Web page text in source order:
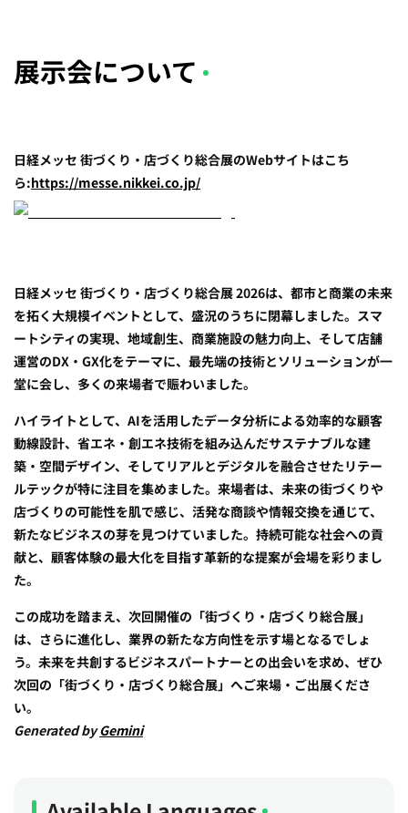
展示会について
日経メッセ 街づくり・店づくり総合展のWebサイトはこち
ら:https://messe.nikkei.co.jp/
日経メッセ 街づくり・店づくり総合展 2026は、都市と商業の未来
を拓く大規模イベントとして、盛況のうちに閉幕しました。スマ
ートシティの実現、地域創生、商業施設の魅力向上、そして店舗
運営のDX・GX化をテーマに、最先端の技術とソリューションが一
堂に会し、多くの来場者で賑わいました。
ハイライトとして、AIを活用したデータ分析による効率的な顧客
動線設計、省エネ・創エネ技術を組み込んだサステナブルな建
築・空間デザイン、そしてリアルとデジタルを融合させたリテー
ルテックが特に注目を集めました。来場者は、未来の街づくりや
店づくりの可能性を肌で感じ、活発な商談や情報交換を通じて、
新たなビジネスの芽を見つけていました。持続可能な社会への貢
献と、顧客体験の最大化を目指す革新的な提案が会場を彩りまし
た。
この成功を踏まえ、次回開催の「街づくり・店づくり総合展」
は、さらに進化し、業界の新たな方向性を示す場となるでしょ
う。未来を共創するビジネスパートナーとの出会いを求め、ぜひ
次回の「街づくり・店づくり総合展」へご来場・ご出展くださ
い。
Generated byGemini